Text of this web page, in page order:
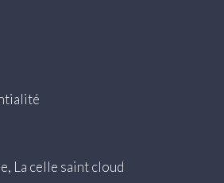
La celle saint cloud